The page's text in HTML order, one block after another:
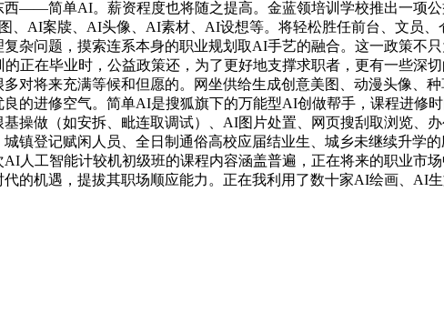
——简单AI。薪资程度也将随之提高。金蓝领培训学校推出一项
、AI案牍、AI头像、AI素材、AI设想等。将轻松胜任前台、文员
杂问题，摸索连系本身的职业规划取AI手艺的融合。这一政策不
正在毕业时，公益政策还，为了更好地支撑求职者，更有一些深
对将来充满等候和但愿的。网坐供给生成创意美图、动漫头像、
的进修空气。简单AI是搜狐旗下的万能型AI创做帮手，课程进修
操做（如安拆、毗连取调试）、AI图片处置、网页搜刮取浏览、
镇登记赋闲人员、全日制通俗高校应届结业生、城乡未继续升学
人工智能计较机初级班的课程内容涵盖普遍，正在将来的职业市
的机遇，提拔其职场顺应能力。正在我利用了数十家AI绘画、AI